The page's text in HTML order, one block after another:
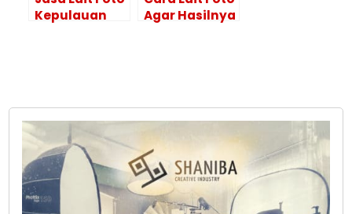
Kepulauan
Agar Hasilnya